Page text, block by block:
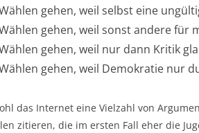
gehen, weil selbst eine
gehen, weil sonst andere für
gehen, weil nur dann Kritik
gehen, weil Demokratie nur
das Internet eine Vielzahl von
zitieren, die im ersten Fall eher die